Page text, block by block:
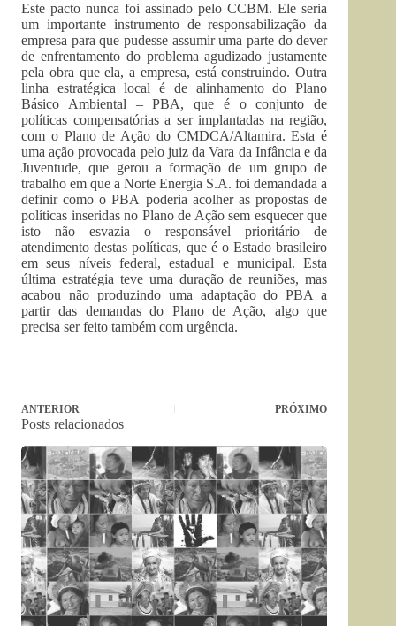
Este pacto nunca foi assinado pelo CCBM. Ele seria
um importante instrumento de responsabilização da
empresa para que pudesse assumir uma parte do dever
de enfrentamento do problema agudizado justamente
pela obra que ela, a empresa, está construindo. Outra
linha estratégica local é de alinhamento do Plano
Básico Ambiental – PBA, que é o conjunto de
políticas compensatórias a ser implantadas na região,
com o Plano de Ação do CMDCA/Altamira. Esta é
uma ação provocada pelo juiz da Vara da Infância e da
Juventude, que gerou a formação de um grupo de
trabalho em que a Norte Energia S.A. foi demandada a
definir como o PBA poderia acolher as propostas de
políticas inseridas no Plano de Ação sem esquecer que
isto não esvazia o responsável prioritário de
atendimento destas políticas, que é o Estado brasileiro
em seus níveis federal, estadual e municipal. Esta
última estratégia teve uma duração de reuniões, mas
acabou não produzindo uma adaptação do PBA a
partir das demandas do Plano de Ação, algo que
precisa ser feito também com urgência.
ANTERIOR PRÓXIMO
Posts relacionados